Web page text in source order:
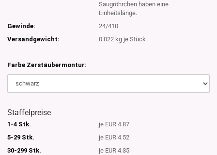
Saugröhrchen haben eine
Einheitslänge.
Gewinde:
24/410
Versandgewicht:
0.022 kg je Stück
Farbe Zerstäubermontur:
Staffelpreise
1-4 Stk.
je EUR 4.87
5-29 Stk.
je EUR 4.52
30-299 Stk.
je EUR 4.35